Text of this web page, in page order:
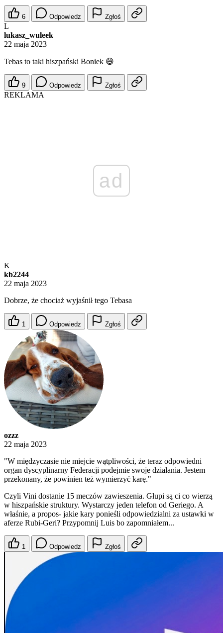
6 Odpowiedz Zgłoś
L
lukasz_wuleek
22 maja 2023
Tebas to taki hiszpański Boniek 😄
9 Odpowiedz Zgłoś
REKLAMA
ad
K
kb2244
22 maja 2023
Dobrze, że chociaż wyjaśnił tego Tebasa
1 Odpowiedz Zgłoś
ozzz
22 maja 2023
"W międzyczasie nie miejcie wątpliwości, że teraz odpowiedni
organ dyscyplinarny Federacji podejmie swoje działania. Jestem
przekonany, że powinien też wymierzyć karę."
Czyli Vini dostanie 15 meczów zawieszenia. Głupi są ci co wierzą
w hiszpańskie struktury. Wystarczy jeden telefon od Geriego. A
właśnie, a propos- jakie kary ponieśli odpowiedzialni za ustawki w
aferze Rubi-Geri? Przypomnij Luis bo zapomniałem...
1 Odpowiedz Zgłoś